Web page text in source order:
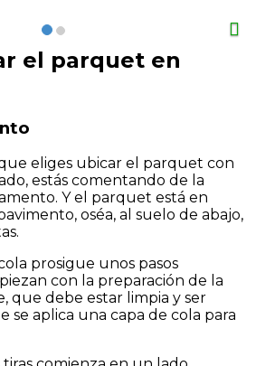
el parquet en
eliges ubicar el parquet con
estás comentando de la
Y el parquet está en
oséa, al suelo de abajo,
prosigue unos pasos
con la preparación de la
que debe estar limpia y ser
se aplica una capa de cola para